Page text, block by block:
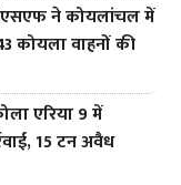
ने कोयलांचल में
कोयला वाहनों की
एरिया 9 में
15 टन अवैध